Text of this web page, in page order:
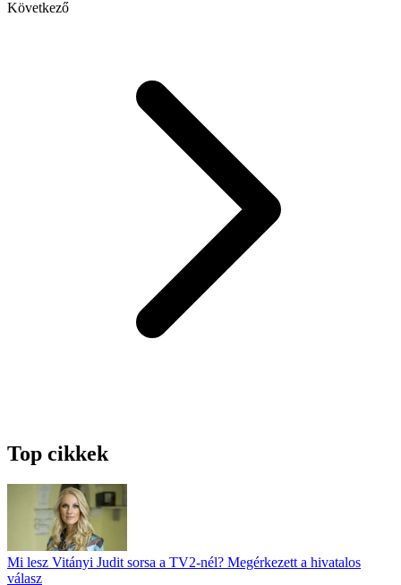
Következő
Top cikkek
Mi lesz Vitányi Judit sorsa a TV2-nél? Megérkezett a hivatalos
válasz